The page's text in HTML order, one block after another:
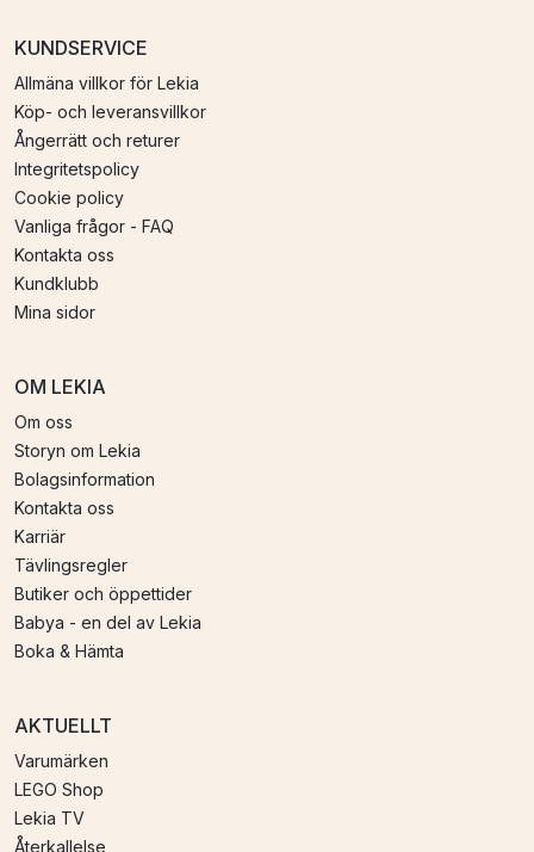
KUNDSERVICE
Allmäna villkor för Lekia
Köp- och leveransvillkor
Ångerrätt och returer
Integritetspolicy
Cookie policy
Vanliga frågor - FAQ
Kontakta oss
Kundklubb
Mina sidor
OM LEKIA
Om oss
Storyn om Lekia
Bolagsinformation
Kontakta oss
Karriär
Tävlingsregler
Butiker och öppettider
Babya - en del av Lekia
Boka & Hämta
AKTUELLT
Varumärken
LEGO Shop
Lekia TV
Återkallelse